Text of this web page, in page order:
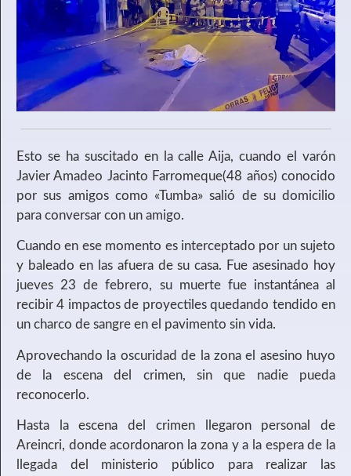
Esto se ha suscitado en la calle Aija, cuando el varón
Javier Amadeo Jacinto Farromeque(48 años) conocido
por sus amigos como «Tumba» salió de su domicilio
para conversar con un amigo.
Cuando en ese momento es interceptado por un sujeto
y baleado en las afuera de su casa. Fue asesinado hoy
jueves 23 de febrero, su muerte fue instantánea al
recibir 4 impactos de proyectiles quedando tendido en
un charco de sangre en el pavimento sin vida.
Aprovechando la oscuridad de la zona el asesino huyo
de la escena del crimen, sin que nadie pueda
reconocerlo.
Hasta la escena del crimen llegaron personal de
Areincri, donde acordonaron la zona y a la espera de la
llegada del ministerio público para realizar las